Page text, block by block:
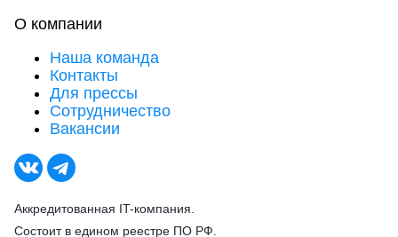
О компании
Наша команда
Контакты
Для прессы
Сотрудничество
Вакансии
Аккредитованная IT-компания.
Состоит в едином реестре ПО РФ.